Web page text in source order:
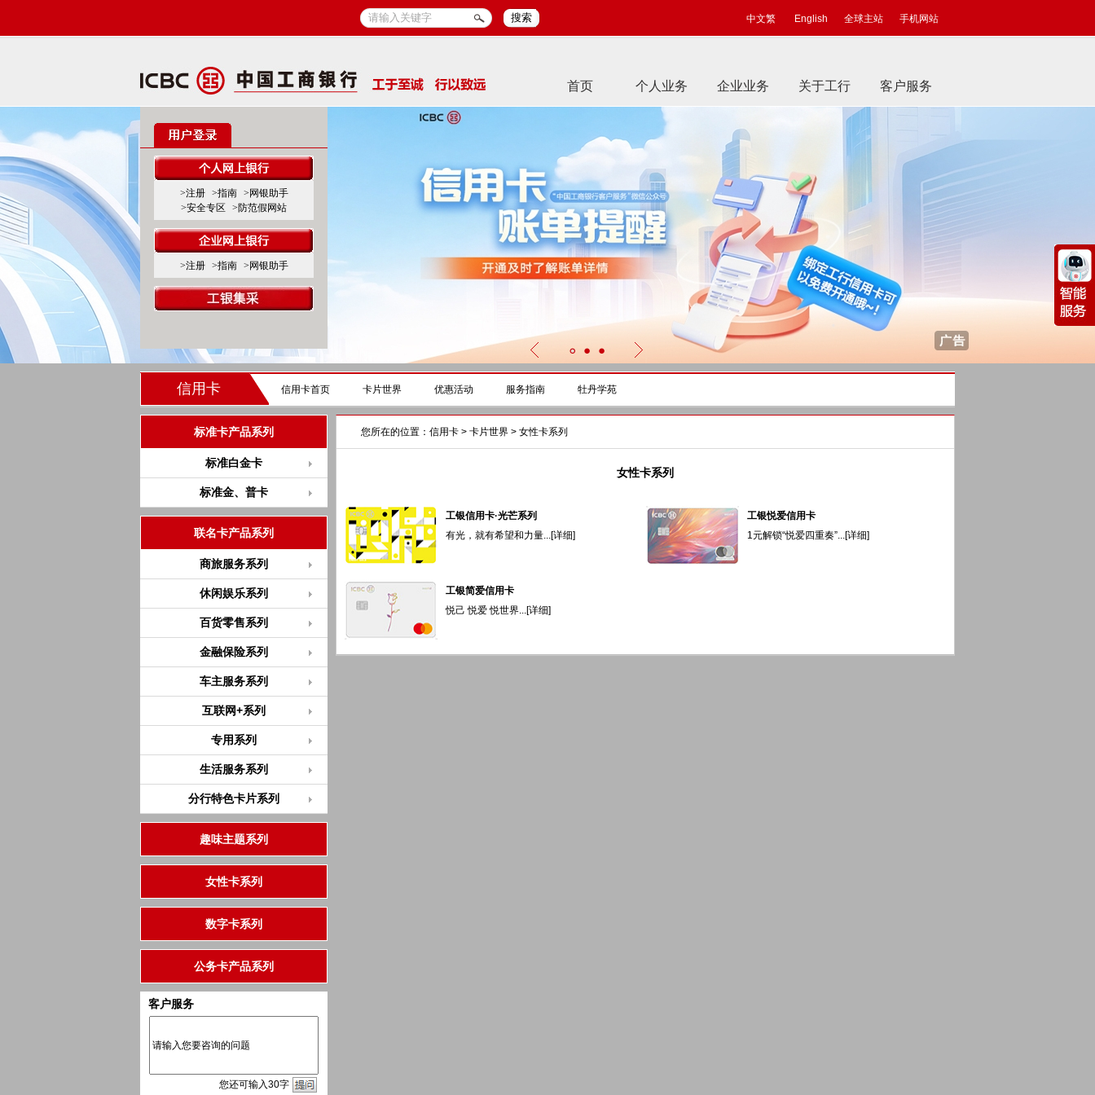
搜索 中文繁 English 全球主站 手机网站
首页 个人业务 企业业务 关于工行 客户服务
>注册 >指南
>网银助手
>安全专区
>防范假网站
>注册 >指南 >网银助手
信用卡 信用卡首页 卡片世界 优惠活动 服务指南 牡丹学苑
标准卡产品系列
标准白金卡
标准金、普卡
联名卡产品系列
商旅服务系列
休闲娱乐系列
百货零售系列
金融保险系列
车主服务系列
互联网+系列
专用系列
生活服务系列
分行特色卡片系列
趣味主题系列
女性卡系列
数字卡系列
公务卡产品系列
客户服务
您还可输入30字
您所在的位置： 信用卡 > 卡片世界 > 女性卡系列
女性卡系列
工银信用卡·光芒系列
有光，就有希望和力量...[详细]
工银悦爱信用卡
1元解锁“悦爱四重奏”...[详细]
工银简爱信用卡
悦己 悦爱 悦世界...[详细]